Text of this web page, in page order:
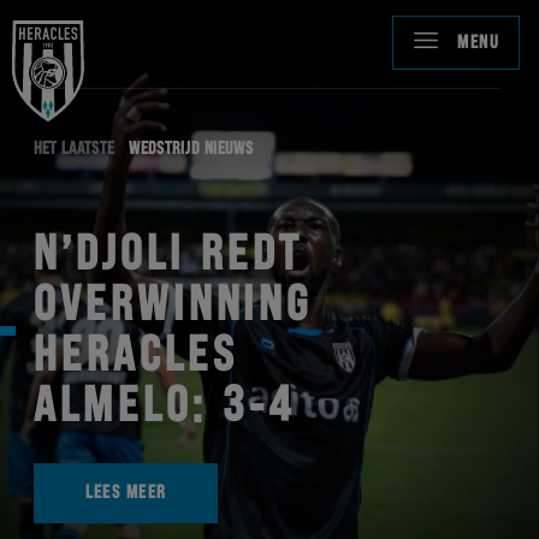
MENU
HET LAATSTE WEDSTRIJD NIEUWS
N’DJOLI REDT
OVERWINNING
HERACLES
ALMELO: 3-4
LEES MEER